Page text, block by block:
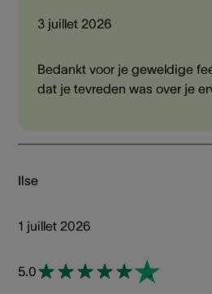
3 juillet 2026
Bedankt voor je geweldige
dat je tevreden was over je
Ilse
1 juillet 2026
5.0